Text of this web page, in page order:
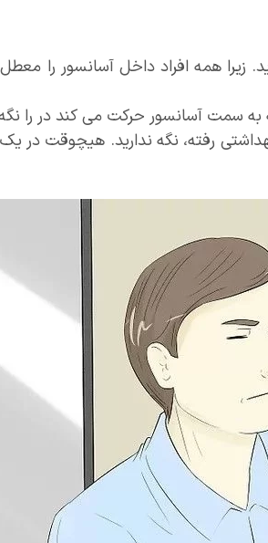
زیرا همه افراد داخل آسانسور را
سمت آسانسور حرکت می کند در را نگه